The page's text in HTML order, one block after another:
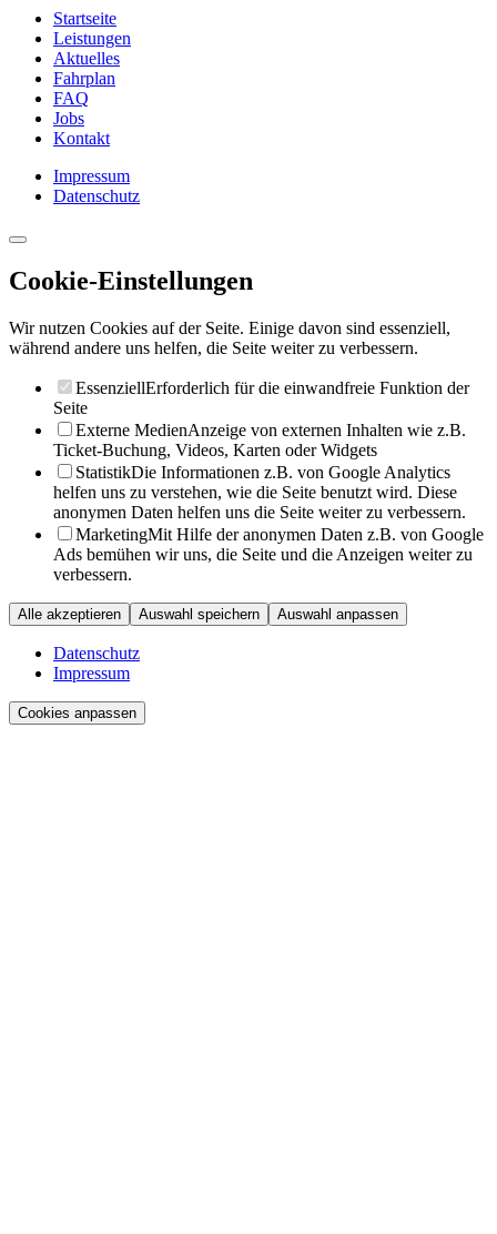
Startseite
Leistungen
Aktuelles
Fahrplan
FAQ
Jobs
Kontakt
Impressum
Datenschutz
Cookie-Einstellungen
Wir nutzen Cookies auf der Seite. Einige davon sind essenziell,
während andere uns helfen, die Seite weiter zu verbessern.
EssenziellErforderlich für die einwandfreie Funktion der
Seite
Externe MedienAnzeige von externen Inhalten wie z.B.
Ticket-Buchung, Videos, Karten oder Widgets
StatistikDie Informationen z.B. von Google Analytics
helfen uns zu verstehen, wie die Seite benutzt wird. Diese
anonymen Daten helfen uns die Seite weiter zu verbessern.
MarketingMit Hilfe der anonymen Daten z.B. von Google
Ads bemühen wir uns, die Seite und die Anzeigen weiter zu
verbessern.
Alle akzeptieren Auswahl speichern Auswahl anpassen
Datenschutz
Impressum
Cookies anpassen